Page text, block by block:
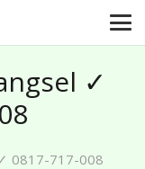
✓
✓ 0817-717-008